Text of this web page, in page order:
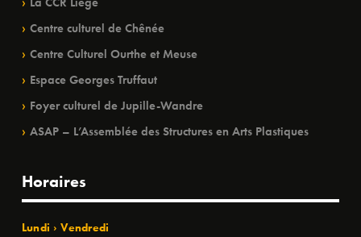
Centre culturel de Chênée
Centre Culturel Ourthe et Meuse
Espace Georges Truffaut
Foyer culturel de Jupille-Wandre
ASAP – L’Assemblée des Structures en Arts Plastiques
Horaires
Lundi › Vendredi